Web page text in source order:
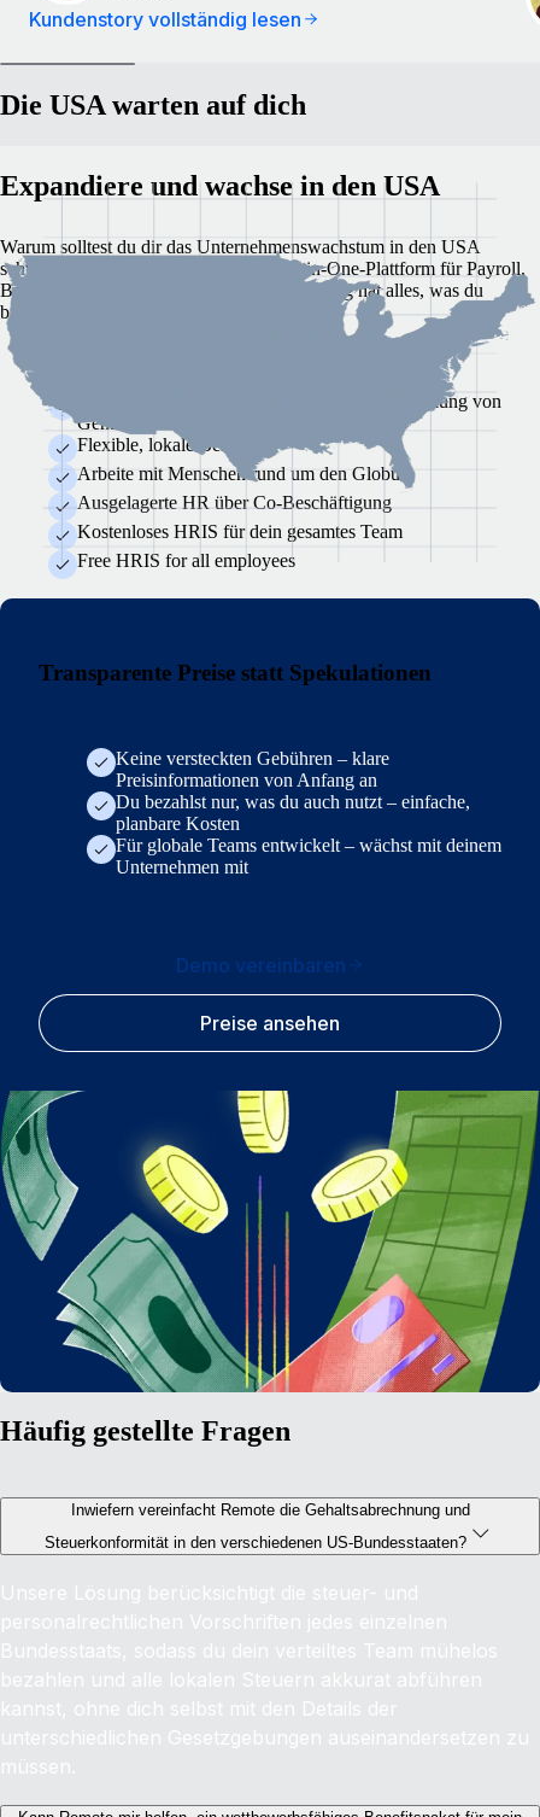
Kundenstory vollständig lesen
Die USA warten auf dich
Expandiere und wachse in den USA
Warum solltest du dir das Unternehmenswachstum in den USA
schwerer machen, als es ist? Unsere All-in-One-Plattform für Payroll,
Benefits, Compliance und Personalverwaltung hat alles, was du
brauchst.
Pünktlichkeit: Korrekte und pünktliche Auszahlung von
Gehältern mit behördlicher Meldung
Flexible, lokale Benefits
Arbeite mit Menschen rund um den Globus
Ausgelagerte HR über Co-Beschäftigung
Kostenloses HRIS für dein gesamtes Team
Free HRIS for all employees
Transparente Preise statt Spekulationen
Keine versteckten Gebühren – klare
Preisinformationen von Anfang an
Du bezahlst nur, was du auch nutzt – einfache,
planbare Kosten
Für globale Teams entwickelt – wächst mit deinem
Unternehmen mit
Demo vereinbaren
Preise ansehen
Häufig gestellte Fragen
Inwiefern vereinfacht Remote die Gehaltsabrechnung und
Steuerkonformität in den verschiedenen US-Bundesstaaten?
Unsere Lösung berücksichtigt die steuer- und
personalrechtlichen Vorschriften jedes einzelnen
Bundesstaats, sodass du dein verteiltes Team mühelos
bezahlen und alle lokalen Steuern akkurat abführen
kannst, ohne dich selbst mit den Details der
unterschiedlichen Gesetzgebungen auseinandersetzen zu
müssen.